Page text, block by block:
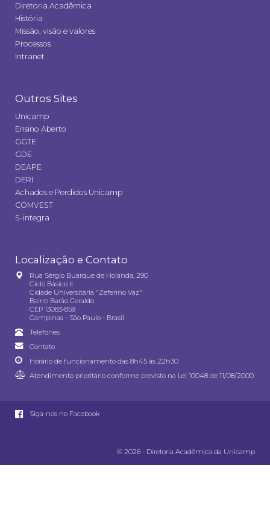
Diretoria Acadêmica
História
Missão, visão e valores
Processos
Intranet
Outros Sites
Unicamp
Ensino Aberto
GGTE
GDE
DEAPE
DERI
Achados e Perdidos Unicamp
COMVEST
S-integra
Localização e Contato
Rua Sérgio Buarque de Holanda, 290
Ciclo Básico II
Cidade Universitária "Zeferino Vaz"
Bairro Barão Geraldo
CEP 13083-859
Campinas - São Paulo - Brasil
Telefones
Contato
Horário de funcionamento das 8h45 às 22h30
Atendimento prioritário conforme previsto na Lei 10048 de 11/08/2000
Siga-nos no Facebook
© 2026 - Diretoria Acadêmica da Unicamp